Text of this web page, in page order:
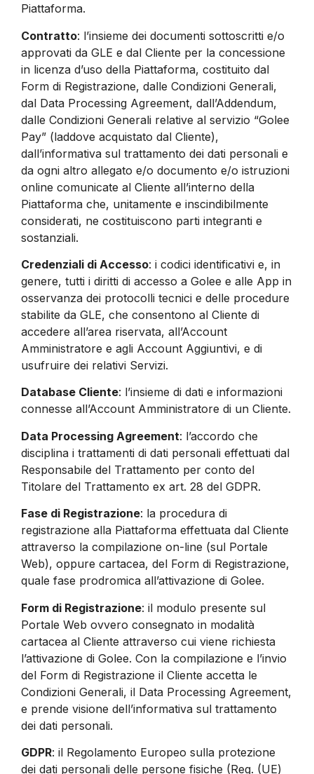
Piattaforma.
Contratto: l’insieme dei documenti sottoscritti e/o
approvati da GLE e dal Cliente per la concessione
in licenza d’uso della Piattaforma, costituito dal
Form di Registrazione, dalle Condizioni Generali,
dal Data Processing Agreement, dall’Addendum,
dalle Condizioni Generali relative al servizio “Golee
Pay” (laddove acquistato dal Cliente),
dall’informativa sul trattamento dei dati personali e
da ogni altro allegato e/o documento e/o istruzioni
online comunicate al Cliente all’interno della
Piattaforma che, unitamente e inscindibilmente
considerati, ne costituiscono parti integranti e
sostanziali.
Credenziali di Accesso: i codici identificativi e, in
genere, tutti i diritti di accesso a Golee e alle App in
osservanza dei protocolli tecnici e delle procedure
stabilite da GLE, che consentono al Cliente di
accedere all’area riservata, all’Account
Amministratore e agli Account Aggiuntivi, e di
usufruire dei relativi Servizi.
Database Cliente: l’insieme di dati e informazioni
connesse all’Account Amministratore di un Cliente.
Data Processing Agreement: l’accordo che
disciplina i trattamenti di dati personali effettuati dal
Responsabile del Trattamento per conto del
Titolare del Trattamento ex art. 28 del GDPR.
Fase di Registrazione: la procedura di
registrazione alla Piattaforma effettuata dal Cliente
attraverso la compilazione on-line (sul Portale
Web), oppure cartacea, del Form di Registrazione,
quale fase prodromica all’attivazione di Golee.
Form di Registrazione: il modulo presente sul
Portale Web ovvero consegnato in modalità
cartacea al Cliente attraverso cui viene richiesta
l’attivazione di Golee. Con la compilazione e l’invio
del Form di Registrazione il Cliente accetta le
Condizioni Generali, il Data Processing Agreement,
e prende visione dell’informativa sul trattamento
dei dati personali.
GDPR: il Regolamento Europeo sulla protezione
dei dati personali delle persone fisiche (Reg. (UE)